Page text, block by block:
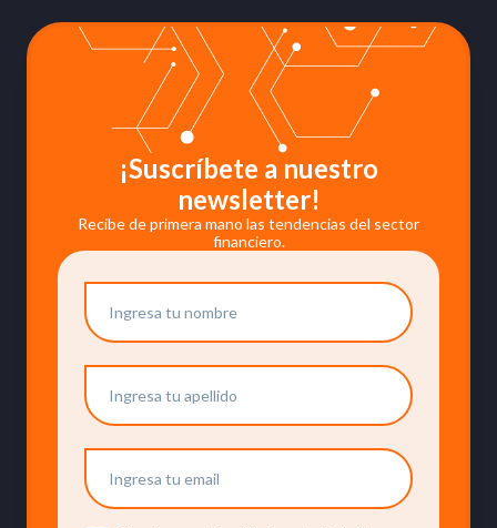
¡Suscríbete a nuestro
newsletter!
Recibe de primera mano las tendencias del sector
financiero.